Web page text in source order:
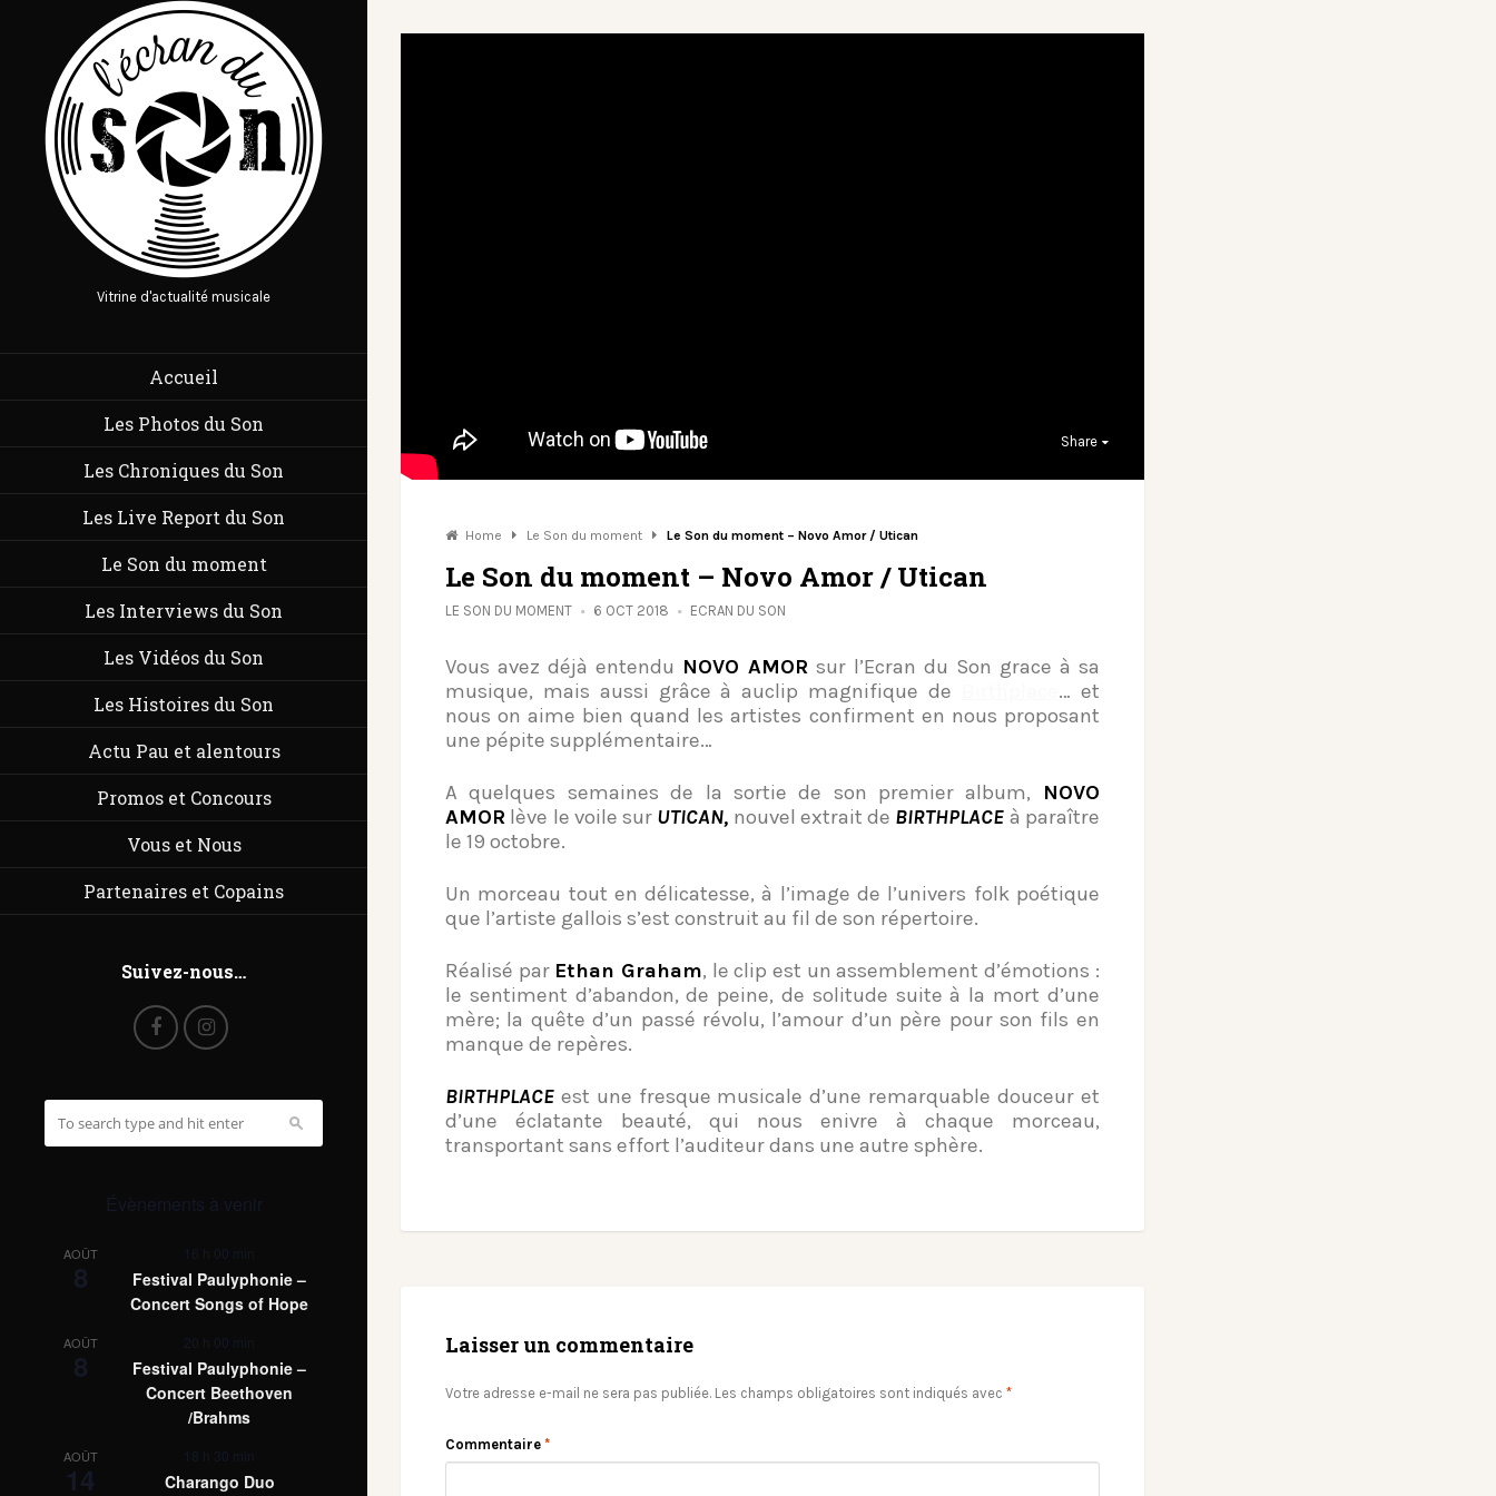
Vitrine d'actualité musicale
Accueil
Les Photos du Son
Les Chroniques du Son
Les Live Report du Son
Le Son du moment
Les Interviews du Son
Les Vidéos du Son
Les Histoires du Son
Actu Pau et alentours
Promos et Concours
Vous et Nous
Partenaires et Copains
Suivez-nous…
Évènements à venir
AOÛT
8
16 h 00 min
Festival Paulyphonie –
Concert Songs of Hope
AOÛT
8
20 h 00 min
Festival Paulyphonie –
Concert Beethoven
/Brahms
AOÛT
14
18 h 30 min
Charango Duo
Share
Home Le Son du moment Le Son du moment – Novo Amor / Utican
Le Son du moment – Novo Amor / Utican
LE SON DU MOMENT 6 OCT 2018 ECRAN DU SON
Vous avez déjà entendu NOVO AMORsur l’Ecran du Son grace à sa
musique, mais aussi grâce à auclip magnifique de
… et
nous on aime bien quand les artistes confirment en nous proposant
une pépite supplémentaire…
A quelques semaines de la sortie de son premier album,
NOVO
AMOR lève le voile sur UTICAN, nouvel extrait de BIRTHPLACE à paraître
le 19 octobre.
Un morceau tout en délicatesse, à l’image de l’univers folk poétique
que l’artiste gallois s’est construit au fil de son répertoire.
Réalisé par Ethan Graham, le clip est un assemblement d’émotions :
le sentiment d’abandon, de peine, de solitude suite à la mort d’une
mère; la quête d’un passé révolu, l’amour d’un père pour son fils en
manque de repères.
BIRTHPLACE est une fresque musicale d’une remarquable douceur et
d’une éclatante beauté, qui nous enivre à chaque morceau,
transportant sans effort l’auditeur dans une autre sphère.
Laisser un commentaire
Votre adresse e-mail ne sera pas publiée. Les champs obligatoires sont indiqués avec *
Commentaire *